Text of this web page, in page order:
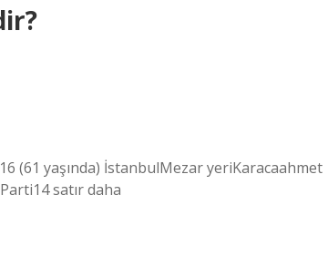
(61 yaşında) İstanbulMezar yeriKaracaahmet
satır daha